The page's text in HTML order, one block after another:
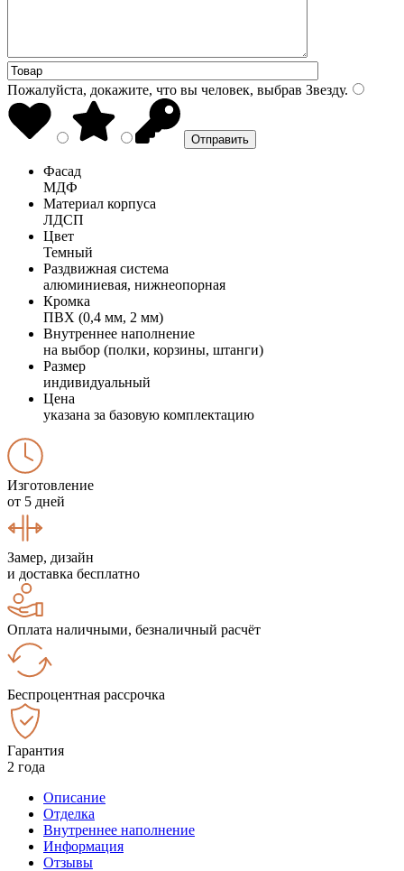
Пожалуйста, докажите, что вы человек, выбрав Звезду.
Фасад
МДФ
Материал корпуса
ЛДСП
Цвет
Темный
Раздвижная система
алюминиевая, нижнеопорная
Кромка
ПВХ (0,4 мм, 2 мм)
Внутреннее наполнение
на выбор (полки, корзины, штанги)
Размер
индивидуальный
Цена
указана за базовую комплектацию
Изготовление
от 5 дней
Замер, дизайн
и доставка бесплатно
Оплата наличными, безналичный расчёт
Беспроцентная рассрочка
Гарантия
2 года
Описание
Отделка
Внутреннее наполнение
Информация
Отзывы